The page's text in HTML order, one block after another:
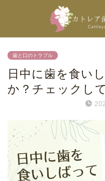
歯と口のトラブル
日中に歯を食い
か？チェックし